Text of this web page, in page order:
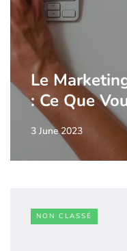
Le
: Ce Que
3 June 2023
NON CLASSÉ